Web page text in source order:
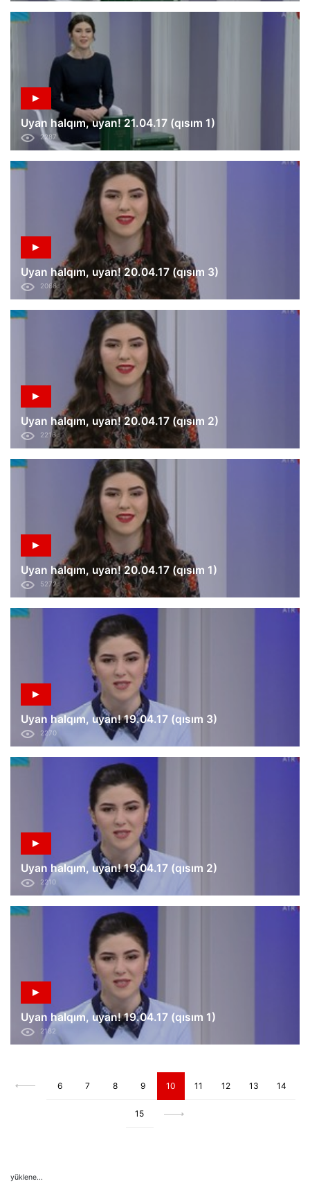
Uyan halqım, uyan! 21.04.17 (qısım 1)
2287
Uyan halqım, uyan! 20.04.17 (qısım 3)
2066
Uyan halqım, uyan! 20.04.17 (qısım 2)
2216
Uyan halqım, uyan! 20.04.17 (qısım 1)
5272
Uyan halqım, uyan! 19.04.17 (qısım 3)
2270
Uyan halqım, uyan! 19.04.17 (qısım 2)
2210
Uyan halqım, uyan! 19.04.17 (qısım 1)
2182
6 7 8 9 10 11 12 13 14
15
yüklene...